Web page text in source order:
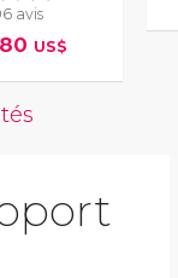
avis
US$